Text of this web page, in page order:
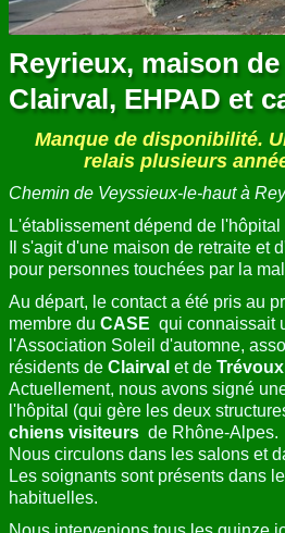
Reyrieux, maison
Clairval, EHPAD et
Manque de disponibilité.
relais plusieurs
Chemin de Veyssieux-le-haut à
L'établissement dépend de l'hôpital
Il s'agit d'une maison de retraite et
pour personnes touchées par la
Au départ, le contact a été pris au
membre du CASE qui connaissait
l'Association Soleil d'automne,
résidents de Clairval et de Trévoux
Actuellement, nous avons signé
l'hôpital (qui gère les deux
chiens visiteurs de Rhône-Alpes.
Nous circulons dans les salons et
Les soignants sont présents dans
habituelles.